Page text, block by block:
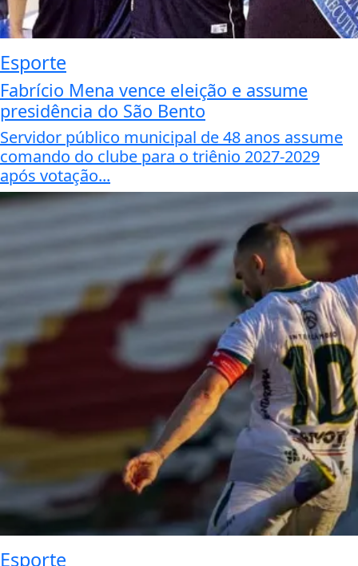
Esporte
Fabrício Mena vence eleição e assume
presidência do São Bento
Servidor público municipal de 48 anos assume
comando do clube para o triênio 2027-2029
após votação...
Esporte